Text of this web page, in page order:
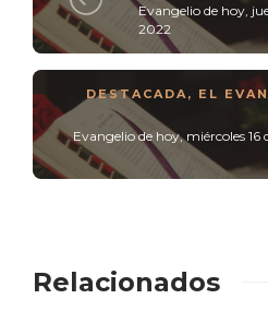
Evangelio de hoy,
2022
DESTACADA , EL
Evangelio de hoy, miércoles 16
Relacionados